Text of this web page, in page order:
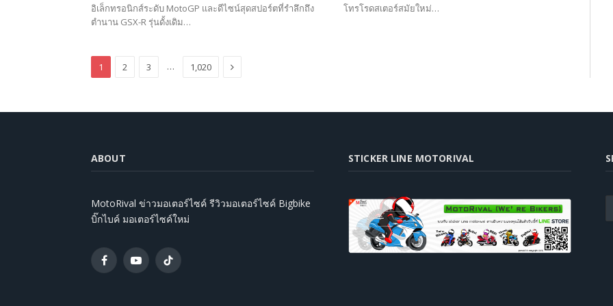
อิเล็กทรอนิกส์ระดับ MotoGP และดีไซน์สุดสปอร์ตที่รำลึกถึง
ตำนาน GSX-R รุ่นดั้งเดิม…
โทรโรดสเตอร์สมัยใหม่…
1 2 3 … 1,020 Next
ABOUT
MotoRival ข่าวมอเตอร์ไซค์ รีวิวมอเตอร์ไซค์ Bigbike
บิ๊กไบค์ มอเตอร์ไซค์ใหม่
FacebookYouTubeTikTok
STICKER LINE MOTORIVAL